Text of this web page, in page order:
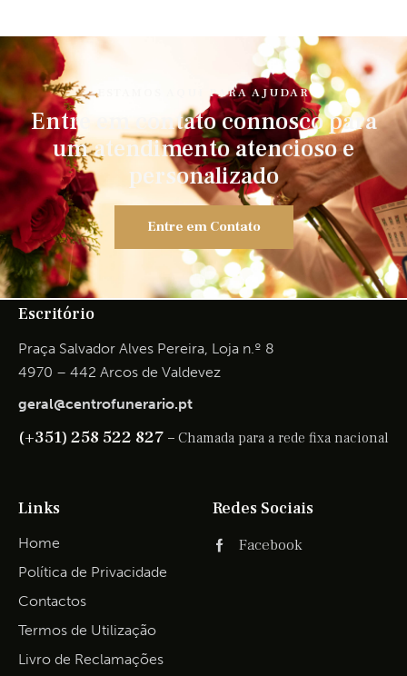
ESTAMOS AQUI PARA AJUDAR
Entre em contato connosco para
um atendimento atencioso e
personalizado
Entre em Contato
Escritório
Praça Salvador Alves Pereira, Loja n.º 8
4970 – 442 Arcos de Valdevez
geral@centrofunerario.pt
(+351) 258 522 827 – Chamada para a rede fixa nacional
Links
Home
Política de Privacidade
Contactos
Termos de Utilização
Livro de Reclamações
Redes Sociais
Facebook